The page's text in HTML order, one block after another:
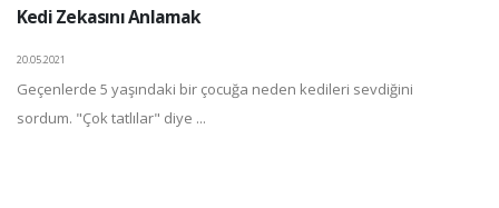
Kedi Zekasını Anlamak
20.05.2021
Geçenlerde 5 yaşındaki bir çocuğa neden kedileri sevdiğini
sordum. "Çok tatlılar" diye ...